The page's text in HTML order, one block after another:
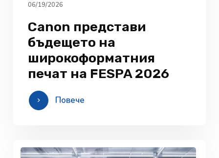
06/19/2026
Canon представи
бъдещето на
широкоформатния
печат на FESPA 2026
Повече